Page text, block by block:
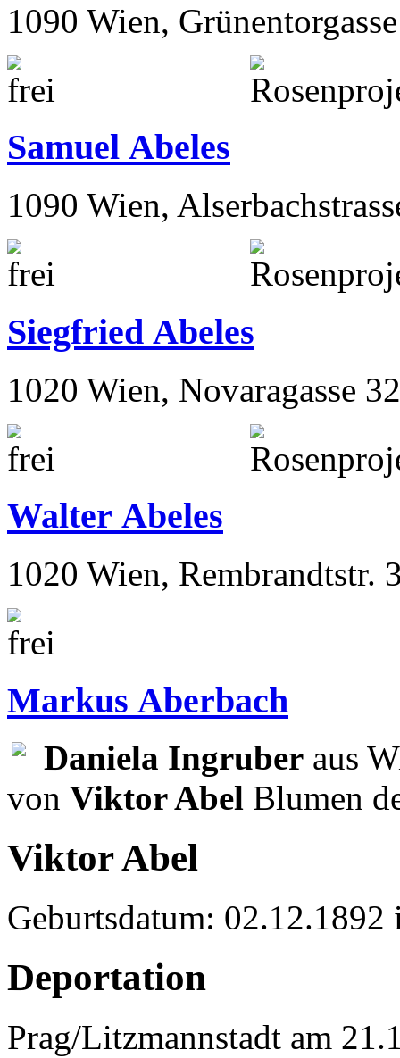
1090 Wien,
Samuel Abeles
1090 Wien,
Siegfried Abeles
1020 Wien, Novaragasse
Walter Abeles
1020 Wien, Rembrandtstr.
Markus Aberbach
Daniela Ingruber aus
von Viktor Abel Blumen
Viktor Abel
Geburtsdatum:
Deportation
Prag/Litzmannstadt am